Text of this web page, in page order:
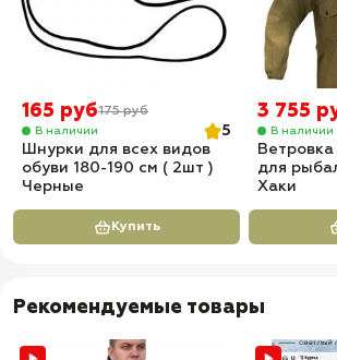
165 руб175 руб
В наличии
5
Шнурки для всех видов
обуви 180-190 см ( 2шт )
Черные
Купить
3 755
В наличии
для
Хаки
Рекомендуемые товары